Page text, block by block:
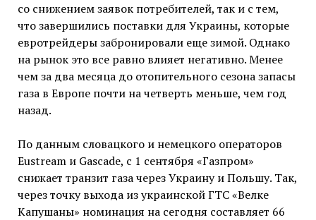
со снижением заявок потребителей, так и с тем,
что завершились поставки для Украины, которые
евротрейдеры забронировали еще зимой. Однако
на рынок это все равно влияет негативно. Менее
чем за два месяца до отопительного сезона запасы
газа в Европе почти на четверть меньше, чем год
назад.
По данным словацкого и немецкого операторов
Eustream и Gascade, с 1 сентября «Газпром»
снижает транзит газа через Украину и Польшу. Так,
через точку выхода из украинской ГТС «Велке
Капушаны» номинация на сегодня составляет 66